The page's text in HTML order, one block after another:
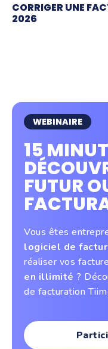
CORRIGER UNE
2026
WEBINAIRE
15
FUTUR
Vous êtes
logiciel de
réaliser vos
en illimité ?
de facturation